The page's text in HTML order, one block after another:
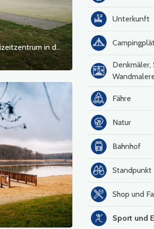
Städtisches Sport- und Freizeitzentrum in der ul. Modra
Unterkunft
Denkmäler,
Fähre
Natur
Bahnhof
Standpunkt
Shop und
Sport und